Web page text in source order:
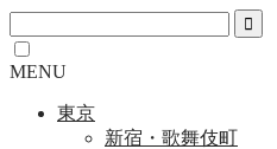
MENU
東京
新宿・歌舞伎町